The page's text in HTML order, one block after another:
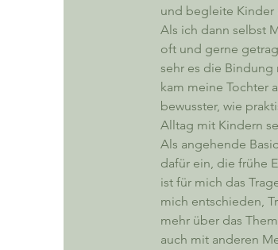
und begleite Kinder
Als ich dann selbst
oft und gerne
sehr es die Bindung
kam meine Tochter
bewusster, wie
Alltag mit Kindern
Als angehende
dafür ein, die frühe
ist für mich das
mich entschieden,
mehr über das
auch mit anderen